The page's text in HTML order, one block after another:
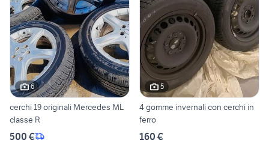
6
cerchi 19 originali Mercedes ML
classe R
500 €
5
4 gomme invernali con cerchi in
ferro
160 €